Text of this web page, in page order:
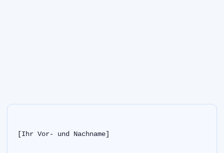
[Ihr Vor- und Nachname]